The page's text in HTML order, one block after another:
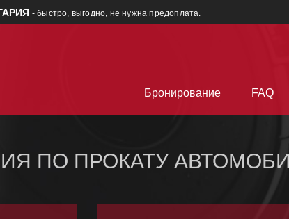
- быстро, выгодно, не нужна предоплата.
Бронирование FAQ
ПО ПРОКАТУ